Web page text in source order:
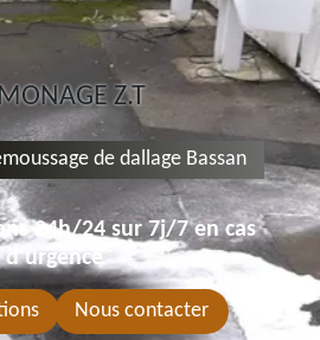
Z.T
de dallage Bassan
24h/24 sur 7j/7 en cas
d'urgence
Nous contacter